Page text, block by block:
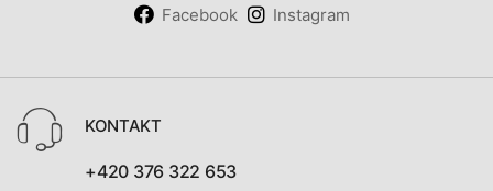
Facebook Instagram
KONTAKT
+420 376 322 653